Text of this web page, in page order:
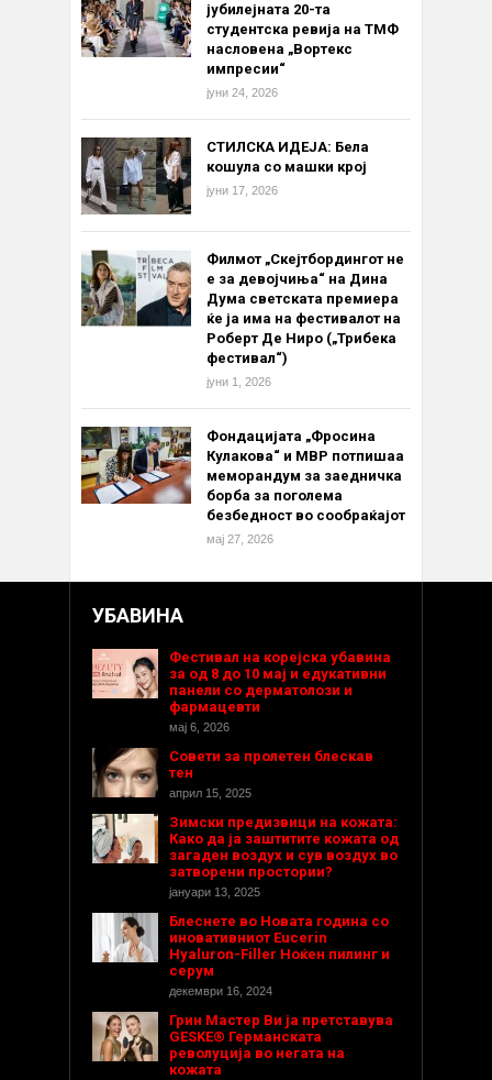
јубилејната 20-та
студентска ревија на ТМФ
насловена „Вортекс
импресии“
јуни 24, 2026
СТИЛСКА ИДЕЈА: Бела
кошула со машки крој
јуни 17, 2026
Филмот „Скејтбордингот не
е за девојчиња“ на Дина
Дума светската премиера
ќе ја има на фестивалот на
Роберт Де Ниро („Трибека
фестивал“)
јуни 1, 2026
Фондацијата „Фросина
Кулакова“ и МВР потпишаа
меморандум за заедничка
борба за поголема
безбедност во сообраќајот
мај 27, 2026
УБАВИНА
Фестивал на корејска убавина
за од 8 до 10 мај и едукативни
панели со дерматолози и
фармацевти
мај 6, 2026
Совети за пролетен блескав
тен
април 15, 2025
Зимски предизвици на кожата:
Како да ја заштитите кожата од
загаден воздух и сув воздух во
затворени простории?
јануари 13, 2025
Блеснете во Новата година со
иновативниот Eucerin
Hyaluron-Filler Ноќен пилинг и
серум
декември 16, 2024
Грин Мастер Ви ја претставува
GESKE® Германската
револуција во негата на
кожата